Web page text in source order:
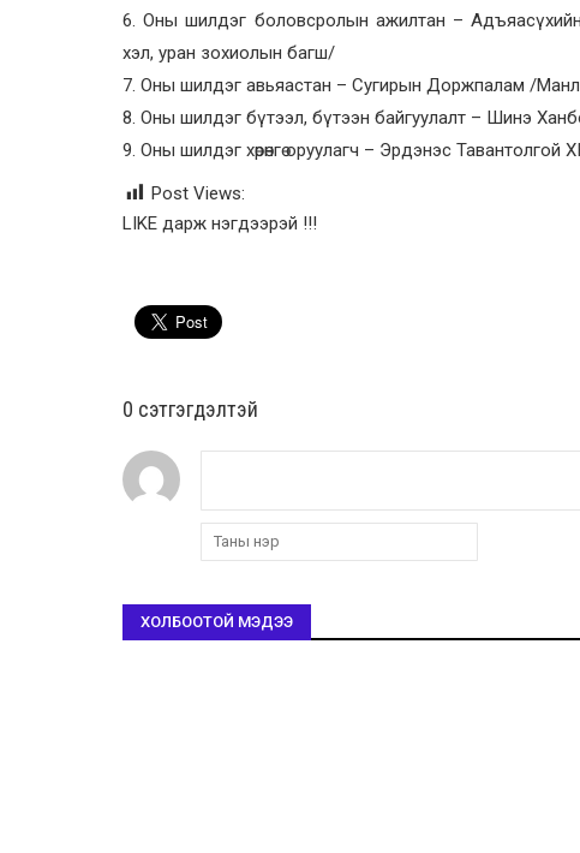
6. Оны шилдэг боловсролын ажилтан –
хэл, уран зохиолын багш/
7. Оны шилдэг авьяастан – Сугирын Доржпалам /
8. Оны шилдэг бүтээл, бүтээн байгуулалт – Шинэ
9. Оны шилдэг хөрөнгө оруулагч – Эрдэнэс Тавантолгой
Post Views:
LIKE дарж нэгдээрэй !!!
0 cэтгэгдэлтэй
ХОЛБООТОЙ МЭДЭЭ